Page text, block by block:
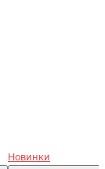
Новинки